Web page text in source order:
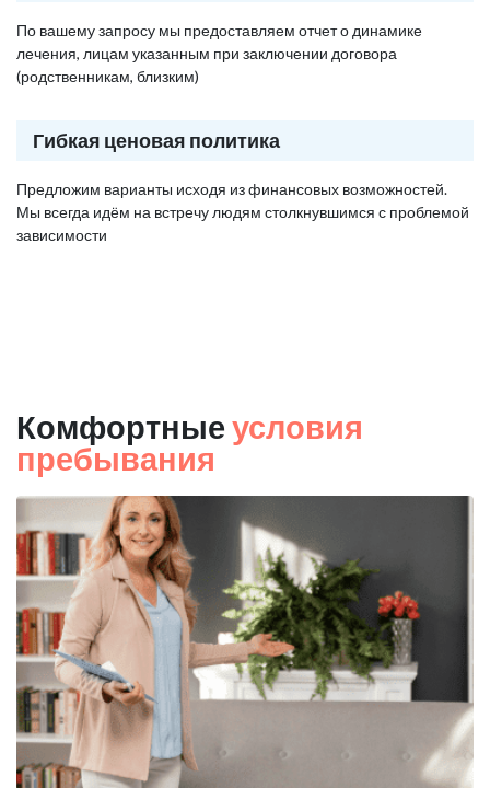
По вашему запросу мы предоставляем отчет о динамике
лечения, лицам указанным при заключении договора
(родственникам, близким)
Гибкая ценовая политика
Предложим варианты исходя из финансовых возможностей.
Мы всегда идём на встречу людям столкнувшимся с проблемой
зависимости
Комфортные условия
пребывания